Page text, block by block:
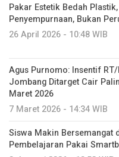
Pakar Estetik Bedah
Penyempurnaan, Bukan
26 April 2026 - 10:48 WIB
Agus Purnomo: Insentif
Jombang Ditarget Cair
Maret 2026
7 Maret 2026 - 14:34 WIB
Siswa Makin Bersemangat
Pembelajaran Pakai